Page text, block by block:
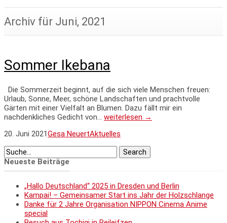
Archiv für Juni, 2021
Sommer Ikebana
Die Sommerzeit beginnt, auf die sich viele Menschen freuen:
Urlaub, Sonne, Meer, schöne Landschaften und prachtvolle
Gärten mit einer Vielfalt an Blumen. Dazu fällt mir ein
nachdenkliches Gedicht von… weiterlesen →
20. Juni 2021Gesa NeuertAktuelles
Neueste Beiträge
„Hallo Deutschland“ 2025 in Dresden und Berlin
Kampai! – Gemeinsamer Start ins Jahr der Holzschlange
Danke für 2 Jahre Organisation NIPPON Cinema Anime
special